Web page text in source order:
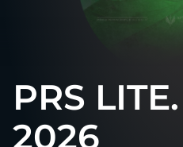
ТИРЫ И СТРЕЛЬБИЩА
МАСТЕРСКАЯ
ЗАЛ СЛАВЫ
PRS
2026